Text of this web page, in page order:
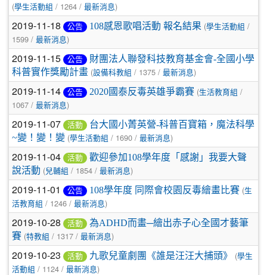
(學生活動組 / 1264 / 最新消息)
2019-11-18 公告 108感恩歌唱活動 報名結果 (學生活動組 /
1599 / 最新消息)
2019-11-15 公告
財團法人聯發科技教育基金會-全國小學
科普實作獎勵計畫 (設備科教組 / 1375 / 最新消息)
2019-11-14 公告 2020國泰反毒英雄爭霸賽 (生活教育組 /
1067 / 最新消息)
2019-11-07 活動
台大國小菁英營-科普百寶箱，魔法科學
~變！變！變 (學生活動組 / 1690 / 最新消息)
2019-11-04 活動
歡迎參加108學年度「感謝」我要大聲
說活動 (兒輔組 / 1854 / 最新消息)
2019-11-01 公告 108學年度 同際會校園反毒繪畫比賽 (生
活教育組 / 1246 / 最新消息)
2019-10-28 活動
為ADHD而畫─繪出赤子心全國才藝筆
賽 (特教組 / 1317 / 最新消息)
2019-10-23 活動 九歌兒童劇團《誰是汪汪大捕頭》 (學生
活動組 / 1124 / 最新消息)